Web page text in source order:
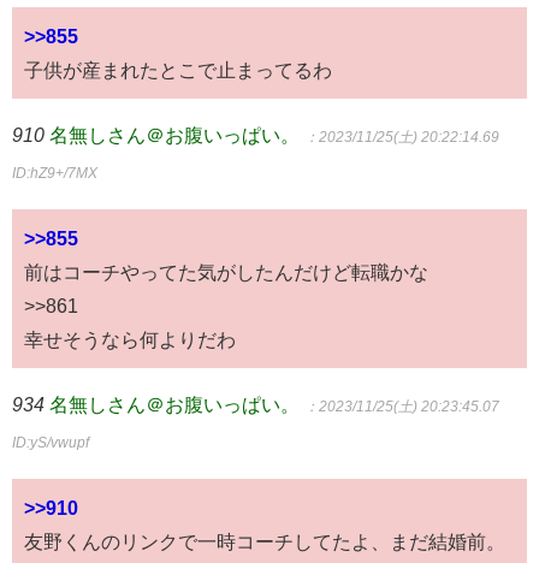
>>855
子供が産まれたとこで止まってるわ
910 名無しさん＠お腹いっぱい。 ：2023/11/25(土) 20:22:14.69
ID:hZ9+/7MX
>>855
前はコーチやってた気がしたんだけど転職かな
>>861
幸せそうなら何よりだわ
934 名無しさん＠お腹いっぱい。 ：2023/11/25(土) 20:23:45.07
ID:yS/vwupf
>>910
友野くんのリンクで一時コーチしてたよ、まだ結婚前。